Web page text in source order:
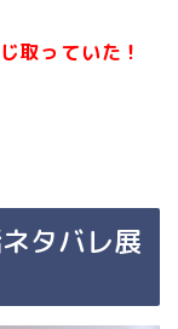
取っていた！
タバレ展